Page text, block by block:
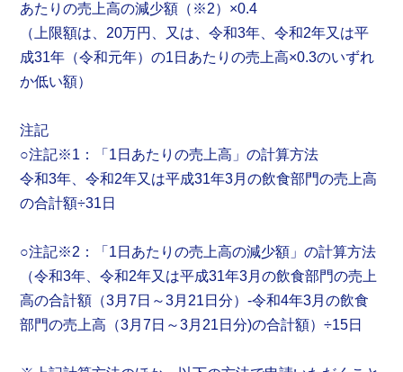
あたりの売上高の減少額（※2）×0.4
（上限額は、20万円、又は、令和3年、令和2年又は平
成31年（令和元年）の1日あたりの売上高×0.3のいずれ
か低い額）
注記
○注記※1：「1日あたりの売上高」の計算方法
令和3年、令和2年又は平成31年3月の飲食部門の売上高
の合計額÷31日
○注記※2：「1日あたりの売上高の減少額」の計算方法
（令和3年、令和2年又は平成31年3月の飲食部門の売上
高の合計額（3月7日～3月21日分）-令和4年3月の飲食
部門の売上高（3月7日～3月21日分)の合計額）÷15日